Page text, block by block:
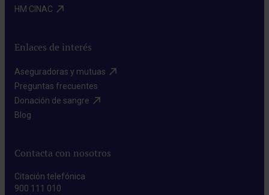
HM CINAC​
Enlaces de interés
Aseguradoras y mutuas​
Preguntas frecuentes​
Donación de sangre​
Blog​
Contacta con nosotros
Citación telefónica
900 111 010